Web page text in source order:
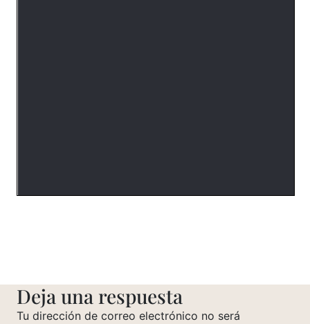
Deja una respuesta
Tu dirección de correo electrónico no será